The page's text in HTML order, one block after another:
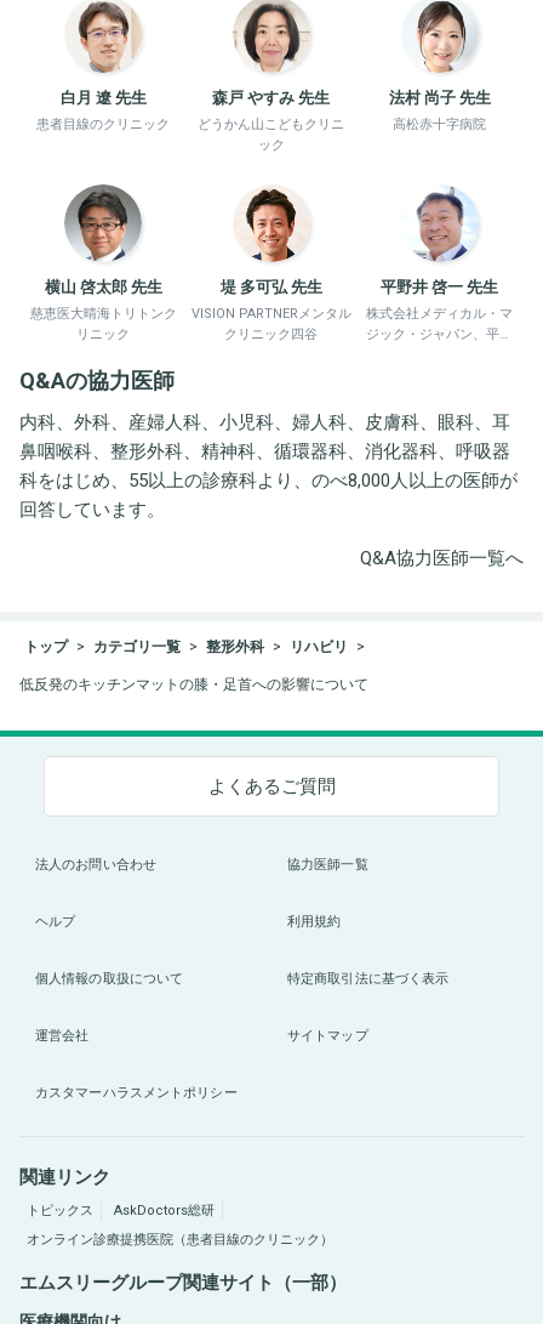
白月 遼 先生
患者目線のクリニック
森戸 やすみ 先生
どうかん山こどもクリニ
ック
法村 尚子 先生
高松赤十字病院
横山 啓太郎 先生
慈恵医大晴海トリトンク
リニック
堤 多可弘 先生
VISION PARTNERメンタル
クリニック四谷
平野井 啓一 先生
株式会社メディカル・マ
ジック・ジャパン、平野
Q&Aの協力医師
内科、外科、産婦人科、小児科、婦人科、皮膚科、眼科、耳
鼻咽喉科、整形外科、精神科、循環器科、消化器科、呼吸器
科をはじめ、55以上の診療科より、のべ8,000人以上の医師が
回答しています。
Q&A協力医師一覧へ
トップ カテゴリ一覧 整形外科 リハビリ
低反発のキッチンマットの膝・足首への影響について
よくあるご質問
法人のお問い合わせ 協力医師一覧
ヘルプ 利用規約
個人情報の取扱について 特定商取引法に基づく表示
運営会社 サイトマップ
カスタマーハラスメントポリシー
関連リンク
トピックス
AskDoctors総研
オンライン診療提携医院（患者目線のクリニック）
エムスリーグループ関連サイト（一部）